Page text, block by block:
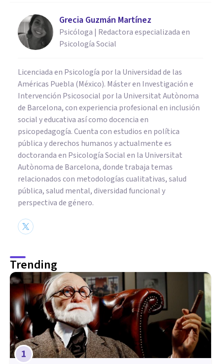
Grecia Guzmán Martínez
Psicóloga | Redactora especializada en
Psicología Social
Licenciada en Psicología por la Universidad de las
Américas Puebla (México). Máster en Investigación e
Intervención Psicosocial por la Universitat Autònoma
de Barcelona, con experiencia profesional en inclusión
social y educativa así como docencia en
psicopedagogía. Cuenta con estudios en política
pública y derechos humanos y actualmente es
doctoranda en Psicología Social en la Universitat
Autònoma de Barcelona, donde trabaja temas
relacionados con metodologías cualitativas, salud
pública, salud mental, diversidad funcional y
perspectiva de género.
Trending
1